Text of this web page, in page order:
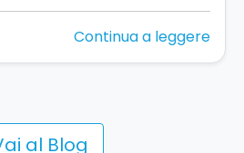
Continua a leggere
al Blog